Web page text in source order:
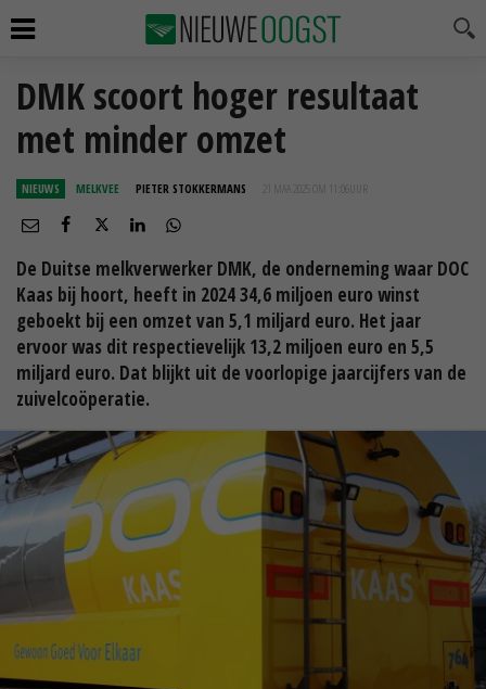
DMK scoort hoger resultaat
met minder omzet
NIEUWS MELKVEE PIETER STOKKERMANS 21 MAA 2025 OM 11:06
De Duitse melkverwerker DMK, de onderneming waar DOC
Kaas bij hoort, heeft in 2024 34,6 miljoen euro winst
geboekt bij een omzet van 5,1 miljard euro. Het jaar
ervoor was dit respectievelijk 13,2 miljoen euro en 5,5
miljard euro. Dat blijkt uit de voorlopige jaarcijfers van de
zuivelcoöperatie.